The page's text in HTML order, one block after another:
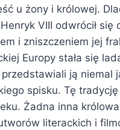
u żony i królowej.
VIII odwrócił się
i zniszczeniem jej
Europy stała się
ją niemal
spisku. Tę
Żadna inna
literackich i